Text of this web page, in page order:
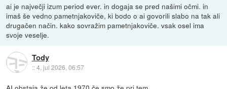
ai je največji izum period ever. in dogaja se pred našimi očmi. in
imaš še vedno pametnjakoviče, ki bodo o ai govorili slabo na tak ali
drugačen način. kako sovražim pametnjakoviče. vsak osel ima
svoje veselje.
Tody
::4. jul 2026, 06:57